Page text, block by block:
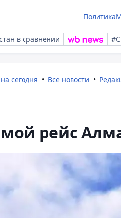
Политика
в сравнении
сегодня Все новости
рейс